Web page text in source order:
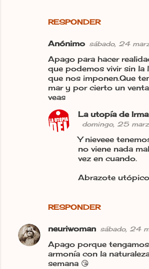
RESPONDER
Anónimo sábado, 24
Apago para hacer
que podemos vivir sin la
que nos imponen.Que
mar y por cierto un
veas
RESPONDER
La utopía de Irma
domingo, 25
Y nieveee
no viene nada
vez en cuando.
Abrazote
neuriwoman sábado, 24
Apago porque
armonía con la
semana 😘